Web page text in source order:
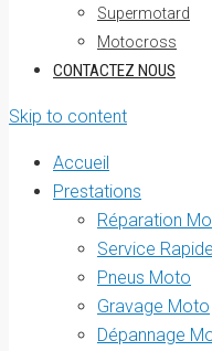
Supermotard
Motocross
CONTACTEZ NOUS
Skip to content
Accueil
Prestations
Réparation
Service
Pneus Moto
Gravage Moto
Dépannage